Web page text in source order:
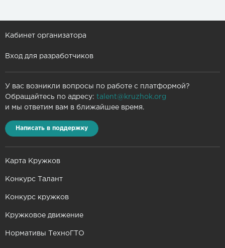
Кабинет организатора
Вход для разработчиков
У вас возникли вопросы по работе с платформой?
Обращайтесь по адресу: talent@kruzhok.org
и мы ответим вам в ближайшее время.
Написать в поддержку
Карта Кружков
Конкурс Талант
Конкурс кружков
Кружковое движение
Нормативы ТехноГТО